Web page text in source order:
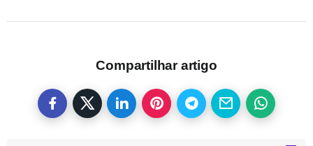
Compartilhar artigo